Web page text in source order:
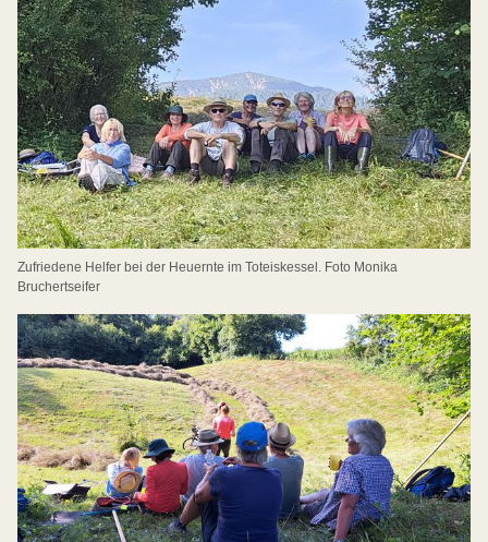
Zufriedene Helfer bei der Heuernte im Toteiskessel. Foto Monika
Bruchertseifer